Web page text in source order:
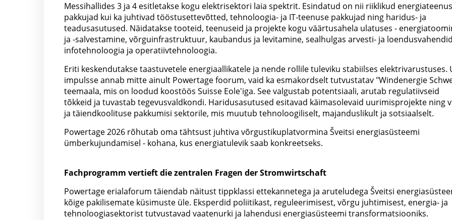
Messihallides 3 ja 4 esitletakse kogu elektrisektori laia spektrit. Esindatud on nii riiklikud
pakkujad kui ka juhtivad tööstusettevõtted, tehnoloogia- ja IT-teenuse pakkujad ning haridus- ja
teadusasutused. Näidatakse tooteid, teenuseid ja projekte kogu väärtusahela ulatuses -
ja -salvestamine, võrguinfrastruktuur, kaubandus ja levitamine, sealhulgas arvesti- ja
infotehnoloogia ja operatiivtehnoloogia.
Eriti keskendutakse taastuvetele energiaallikatele ja nende rollile tuleviku stabiilses elektrivarustuses.
impulsse annab mitte ainult Powertage foorum, vaid ka esmakordselt tutvustatav "Windenergie
teemaala, mis on loodud koostöös Suisse Eole'iga. See valgustab potentsiaali, arutab regulatiivseid
tõkkeid ja tuvastab tegevusvaldkondi. Haridusasutused esitavad käimasolevaid uurimisprojekte ning
ja täiendkoolituse pakkumisi sektorile, mis muutub tehnoloogiliselt, majanduslikult ja sotsiaalselt.
Powertage 2026 rõhutab oma tähtsust juhtiva võrgustikuplatvormina Šveitsi energiasüsteemi
ümberkujundamisel - kohana, kus energiatulevik saab konkreetseks.
Fachprogramm vertieft die zentralen Fragen der Stromwirtschaft
Powertage erialaforum täiendab näitust tippklassi ettekannetega ja aruteludega Šveitsi
kõige pakilisemate küsimuste üle. Eksperdid poliitikast, reguleerimisest, võrgu juhtimisest, energia- ja
tehnoloogiasektorist tutvustavad vaatenurki ja lahendusi energiasüsteemi transformatsiooniks.